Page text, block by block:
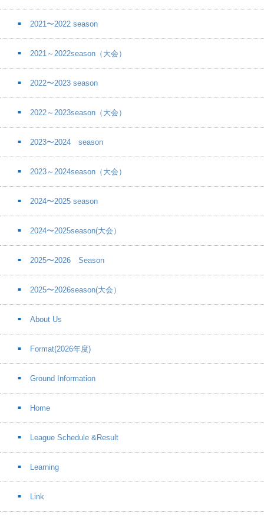
2021〜2022 season
2021～2022season（大会）
2022〜2023 season
2022～2023season（大会）
2023〜2024 season
2023～2024season（大会）
2024〜2025 season
2024〜2025season(大会）
2025〜2026 Season
2025〜2026season(大会）
About Us
Format(2026年度)
Ground Information
Home
League Schedule &Result
Learning
Link